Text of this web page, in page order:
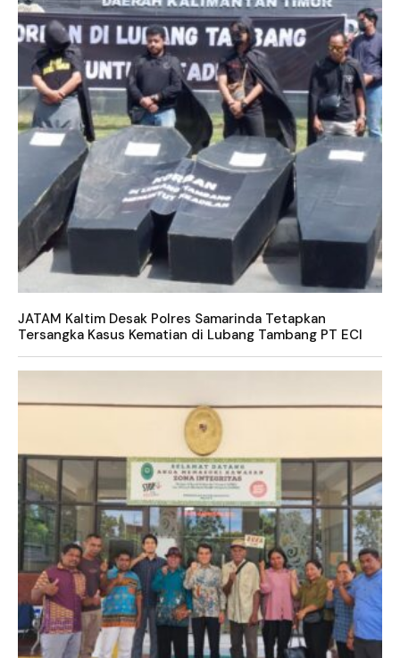
JATAM Kaltim Desak Polres Samarinda Tetapkan
Tersangka Kasus Kematian di Lubang Tambang PT ECI